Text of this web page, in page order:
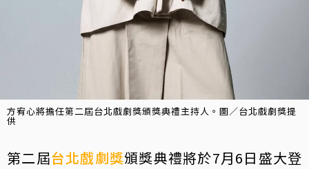
方宥心將擔任第二屆台北戲劇獎頒獎典禮主持人。圖／台北戲劇獎提
供
第二屆台北戲劇獎頒獎典禮將於7月6日盛大登